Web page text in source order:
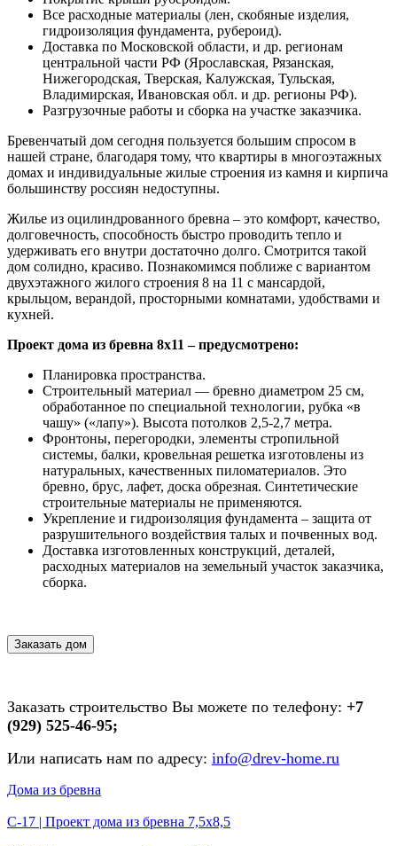
Все расходные материалы (лен, скобяные изделия,
гидроизоляция фундамента, рубероид).
Доставка по Московской области, и др. регионам
центральной части РФ (Ярославская, Рязанская,
Нижегородская, Тверская, Калужская, Тульская,
Владимирская, Ивановская обл. и др. регионы РФ).
Разгрузочные работы и сборка на участке заказчика.
Бревенчатый дом сегодня пользуется большим спросом в
нашей стране, благодаря тому, что квартиры в многоэтажных
домах и индивидуальные жилые строения из камня и кирпича
большинству россиян недоступны.
Жилье из оцилиндрованного бревна – это комфорт, качество,
долговечность, способность быстро проводить тепло и
удерживать его внутри достаточно долго. Смотрится такой
дом солидно, красиво. Познакомимся поближе с вариантом
двухэтажного жилого строения 8 на 11 с мансардой,
крыльцом, верандой, просторными комнатами, удобствами и
кухней.
Проект дома из бревна 8х11 – предусмотрено:
Планировка пространства.
Строительный материал — бревно диаметром 25 см,
обработанное по специальной технологии, рубка «в
чашу» («лапу»). Высота потолков 2,5-2,7 метра.
Фронтоны, перегородки, элементы стропильной
системы, балки, кровельная решетка изготовлены из
натуральных, качественных пиломатериалов. Это
бревно, брус, лафет, доска обрезная. Синтетические
строительные материалы не применяются.
Укрепление и гидроизоляция фундамента – защита от
разрушительного воздействия талых и почвенных вод.
Доставка изготовленных конструкций, деталей,
расходных материалов на земельный участок заказчика,
сборка.
Заказать дом
Заказать строительство Вы можете по телефону: +7
(929) 525-46-95;
Или написать нам по адресу: info@drev-home.ru
Дома из бревна
С-17 | Проект дома из бревна 7,5х8,5